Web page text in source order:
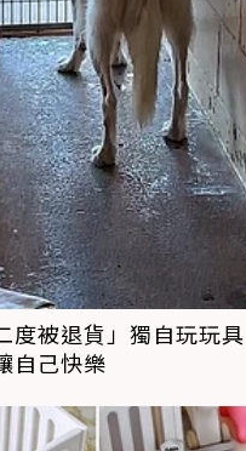
度被退貨」獨自玩玩
自己快樂